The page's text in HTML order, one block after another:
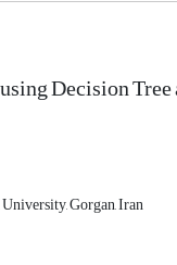
Decision
Gorgan, Iran